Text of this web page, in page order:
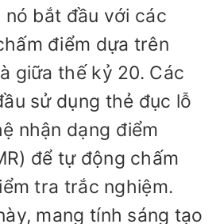
nó bắt đầu với các
điểm dựa trên
giữa thế kỷ 20. Các
sử dụng thẻ đục lỗ
nhận dạng điểm
để tự động chấm
tra trắc nghiệm.
mang tính sáng tạo